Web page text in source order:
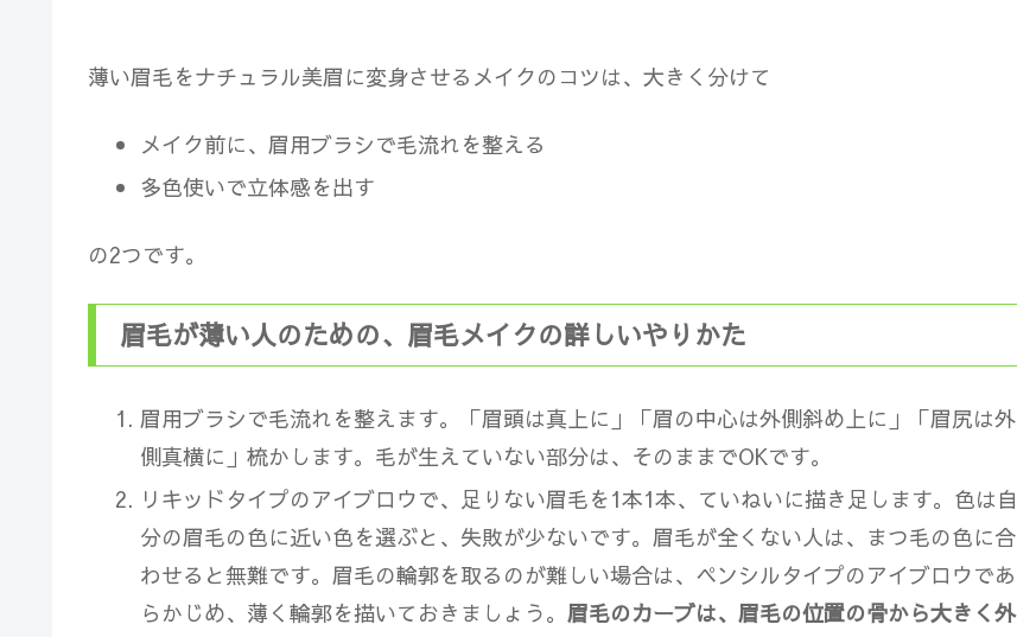
薄い眉毛をナチュラル美眉に変身させるメイクのコツは、大きく分けて
メイク前に、眉用ブラシで毛流れを整える
多色使いで立体感を出す
の2つです。
眉毛が薄い人のための、眉毛メイクの詳しいやりかた
眉用ブラシで毛流れを整えます。「眉頭は真上に」「眉の中心は外側斜め上に」「眉尻は外
側真横に」梳かします。毛が生えていない部分は、そのままでOKです。
リキッドタイプのアイブロウで、足りない眉毛を1本1本、ていねいに描き足します。色は自
分の眉毛の色に近い色を選ぶと、失敗が少ないです。眉毛が全くない人は、まつ毛の色に合
わせると無難です。眉毛の輪郭を取るのが難しい場合は、ペンシルタイプのアイブロウであ
らかじめ、薄く輪郭を描いておきましょう。 眉毛のカーブは、眉毛の位置の骨から大きく外